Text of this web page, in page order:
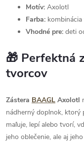
Motív: Axolotl
Farba:
Vhodné pre: deti
🎁 Perfektná
tvorcov
Zástera BAAGL Axolotl
nádherný doplnok, ktorý
maľuje, lepí alebo tvorí,
jeho oblečenie, ale aj